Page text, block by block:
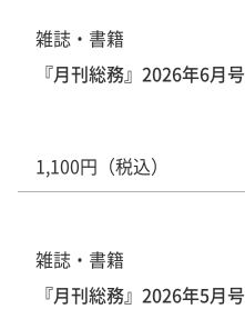
雑誌・書籍
『月刊総務』2026年6月号
1,100円（税込）
雑誌・書籍
『月刊総務』2026年5月号